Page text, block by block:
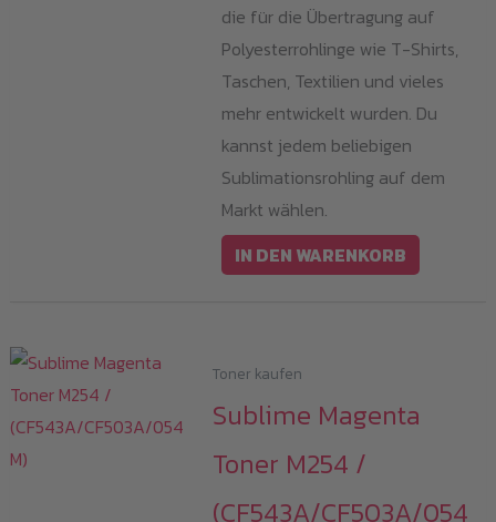
die für die Übertragung auf
Polyesterrohlinge wie T-Shirts,
Taschen, Textilien und vieles
mehr entwickelt wurden. Du
kannst jedem beliebigen
Sublimationsrohling auf dem
Markt wählen.
IN DEN WARENKORB
Toner kaufen
Sublime Magenta
Toner M254 /
(CF543A/CF503A/054